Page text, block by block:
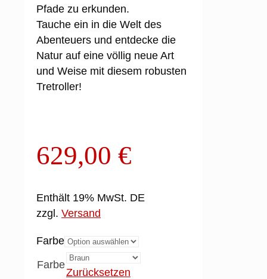
Pfade zu erkunden.
Tauche ein in die Welt des
Abenteuers und entdecke die
Natur auf eine völlig neue Art
und Weise mit diesem robusten
Tretroller!
629,00 €
Enthält 19% MwSt. DE
zzgl. Versand
Farbe
Farbe
Zurücksetzen